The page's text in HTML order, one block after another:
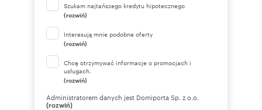
Szukam najtańszego kredytu hipotecznego
(rozwiń)
Interesują mnie podobne oferty
(rozwiń)
Chcę otrzymywać informacje o promocjach i
usługach.
(rozwiń)
Administratorem danych jest Domiporta Sp. z o.o.
(rozwiń)